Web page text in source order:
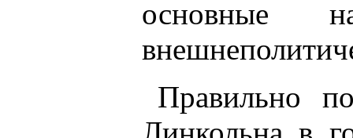
основные
Правильно